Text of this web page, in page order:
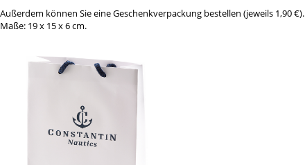
Außerdem können Sie eine Geschenkverpackung bestellen (jeweils 1,90 €).
Maße: 19 x 15 x 6 cm.